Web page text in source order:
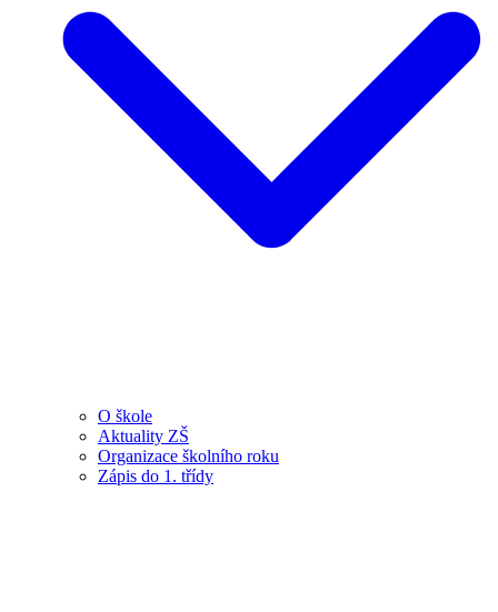
O škole
Aktuality ZŠ
Organizace školního roku
Zápis do 1. třídy